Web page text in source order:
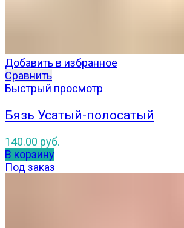
Добавить в избранное
Сравнить
Быстрый просмотр
Бязь Усатый-полосатый
140.00 руб.
В корзину
Под заказ